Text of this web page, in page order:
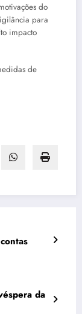
do
para
impacto
de
da